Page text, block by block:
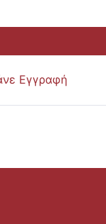
Εγγραφή